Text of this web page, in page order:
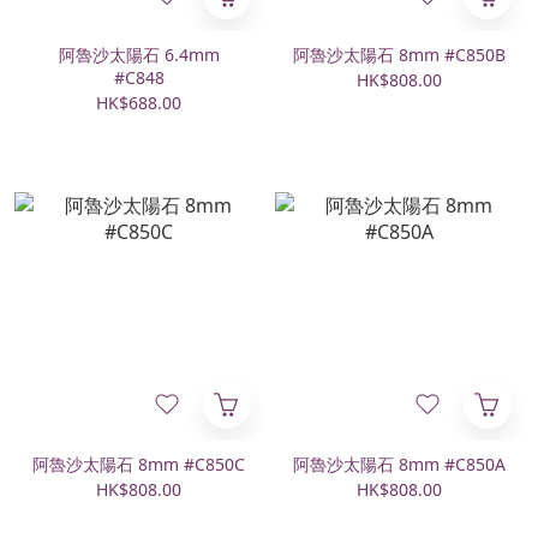
阿魯沙太陽石 6.4mm
#C848
HK$688.00
阿魯沙太陽石 8mm #C850B
HK$808.00
阿魯沙太陽石 8mm #C850C
HK$808.00
阿魯沙太陽石 8mm #C850A
HK$808.00